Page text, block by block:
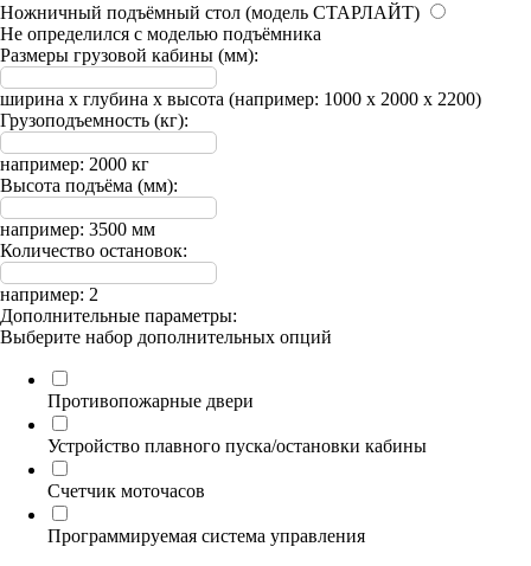
Ножничный подъёмный стол (модель СТАРЛАЙТ)
Не определился с моделью подъёмника
Размеры грузовой кабины (мм):
ширина х глубина х высота (например: 1000 х 2000 х 2200)
Грузоподъемность (кг):
например: 2000 кг
Высота подъёма (мм):
например: 3500 мм
Количество остановок:
например: 2
Дополнительные параметры:
Выберите набор дополнительных опций
Противопожарные двери
Устройство плавного пуска/остановки кабины
Счетчик моточасов
Программируемая система управления